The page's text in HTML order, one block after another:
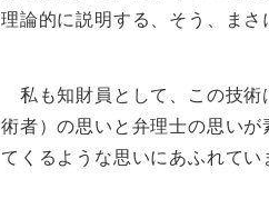
理論的に説明する、そう、まさ
私も知財員として、この技術
術者）の思いと弁理士の思い
てくるような思いにあふれてい